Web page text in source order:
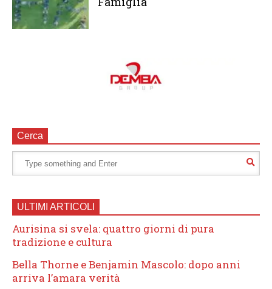
Cerca
ULTIMI ARTICOLI
Aurisina si svela: quattro giorni di pura
tradizione e cultura
Bella Thorne e Benjamin Mascolo: dopo anni
arriva l’amara verità